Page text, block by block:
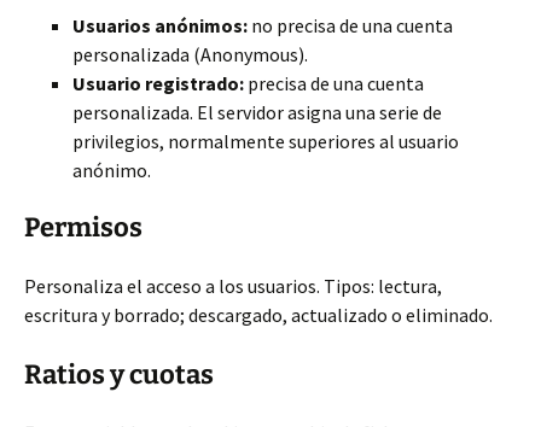
Usuarios anónimos: no precisa de una cuenta
personalizada (Anonymous).
Usuario registrado: precisa de una cuenta
personalizada. El servidor asigna una serie de
privilegios, normalmente superiores al usuario
anónimo.
Permisos
Personaliza el acceso a los usuarios. Tipos: lectura,
escritura y borrado; descargado, actualizado o eliminado.
Ratios y cuotas